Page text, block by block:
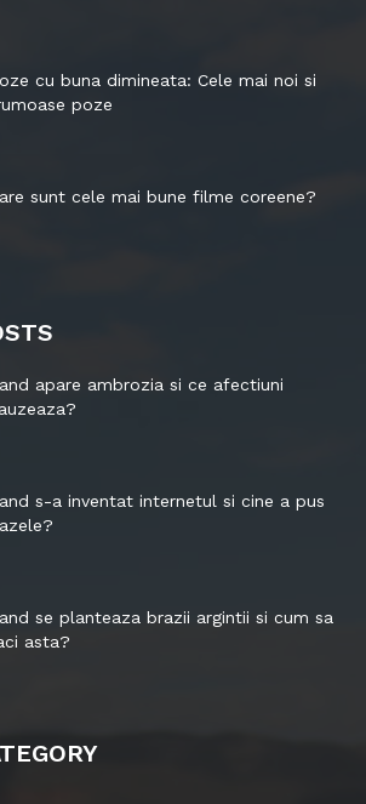
cu buna dimineata: Cele mai noi si
poze
sunt cele mai bune filme coreene?
apare ambrozia si ce afectiuni
s-a inventat internetul si cine a pus
se planteaza brazii argintii si cum sa
asta?